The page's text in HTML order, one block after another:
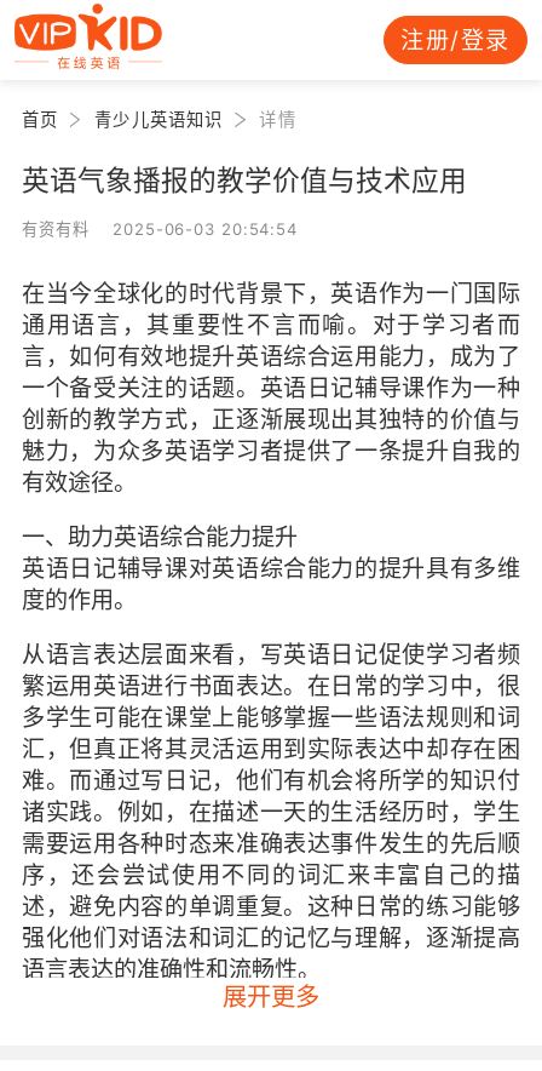
注册/登录
首页 青少儿英语知识 详情
英语气象播报的教学价值与技术应用
有资有料 2025-06-03 20:54:54
在当今全球化的时代背景下，英语作为一门国际
通用语言，其重要性不言而喻。对于学习者而
言，如何有效地提升英语综合运用能力，成为了
一个备受关注的话题。英语日记辅导课作为一种
创新的教学方式，正逐渐展现出其独特的价值与
魅力，为众多英语学习者提供了一条提升自我的
有效途径。
一、助力英语综合能力提升
英语日记辅导课对英语综合能力的提升具有多维
度的作用。
从语言表达层面来看，写英语日记促使学习者频
繁运用英语进行书面表达。在日常的学习中，很
多学生可能在课堂上能够掌握一些语法规则和词
汇，但真正将其灵活运用到实际表达中却存在困
难。而通过写日记，他们有机会将所学的知识付
诸实践。例如，在描述一天的生活经历时，学生
需要运用各种时态来准确表达事件发生的先后顺
序，还会尝试使用不同的词汇来丰富自己的描
述，避免内容的单调重复。这种日常的练习能够
强化他们对语法和词汇的记忆与理解，逐渐提高
语言表达的准确性和流畅性。
展开更多